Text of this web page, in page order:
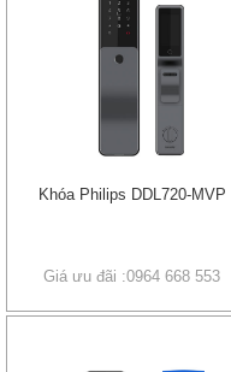
Khóa Philips DDL720-MVP
Giá ưu đãi :0964 668 553